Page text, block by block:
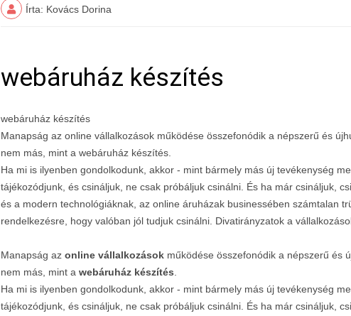
Írta: Kovács Dorina
webáruház készítés
webáruház készítés
Manapság az online vállalkozások működése összefonódik a népszerű és
nem más, mint a webáruház készítés.
Ha mi is ilyenben gondolkodunk, akkor - mint bármely más új tevékenység
tájékozódjunk, és csináljuk, ne csak próbáljuk csinálni. És ha már csináljuk,
és a modern technológiáknak, az online áruházak businessében számtalan
rendelkezésre, hogy valóban jól tudjuk csinálni. Divatirányzatok a
Manapság az online vállalkozások működése összefonódik a népszerű és
nem más, mint a webáruház készítés
Ha mi is ilyenben gondolkodunk, akkor - mint bármely más új tevékenység
tájékozódjunk, és csináljuk, ne csak próbáljuk csinálni. És ha már csináljuk,